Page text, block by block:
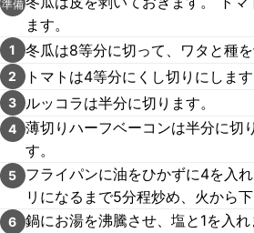
準備
ます。
1 冬瓜は8等分に切って、ワタと種を
2 トマトは4等分にくし切りにします
3 ルッコラは半分に切ります。
4 薄切りハーフベーコンは半分に切
す。
5
フライパンに油をひかずに4を入
リになるまで5分程炒め、火から下
6 鍋にお湯を沸騰させ、塩と1を入